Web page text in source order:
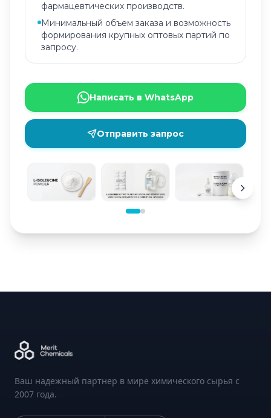
фармацевтических производств.
Минимальный объем заказа и возможность
формирования крупных оптовых партий по
запросу.
Написать в WhatsApp
Отправить запрос
Ваш надежный партнер в мире химического сырья с
2007 года.